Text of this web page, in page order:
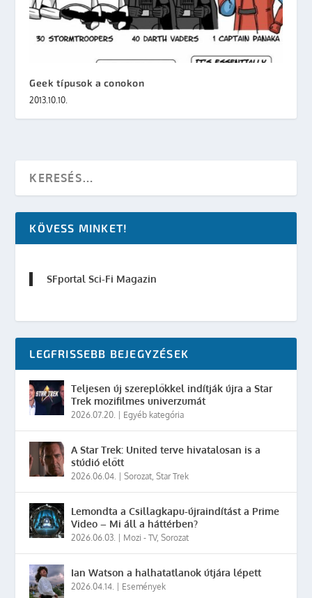
Geek típusok a conokon
2013.10.10.
KÖVESS MINKET!
SFportal Sci-Fi Magazin
LEGFRISSEBB BEJEGYZÉSEK
Teljesen új szereplőkkel indítják újra a Star
Trek mozifilmes univerzumát
2026.07.20. Egyéb kategória
A Star Trek: United terve hivatalosan is a
stúdió előtt
2026.06.04. |Sorozat,Star Trek
Lemondta a Csillagkapu-újraindítást a Prime
Video – Mi áll a háttérben?
2026.06.03. Mozi - TV,Sorozat
Ian Watson a halhatatlanok útjára lépett
2026.04.14. Események